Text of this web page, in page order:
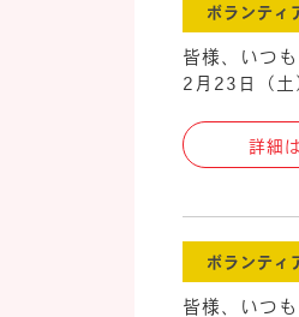
ボランティ
皆様、いつ
2月23日（土
詳細
ボランティ
皆様、いつ